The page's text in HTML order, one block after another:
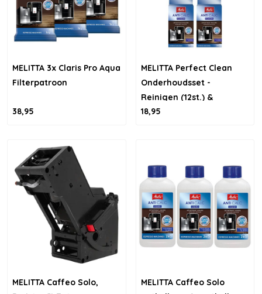
MELITTA 3x Claris Pro Aqua
Filterpatroon
38,95
MELITTA Perfect Clean
Onderhoudsset -
Reinigen (12st.) &
Ontkalken (4st.)
18,95
MELITTA Caffeo Solo,
MELITTA Caffeo Solo